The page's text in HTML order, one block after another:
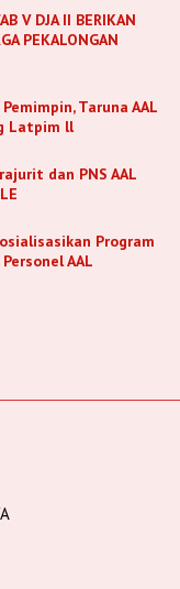
V DJA II BERIKAN
PEKALONGAN
Taruna AAL
Latpim ll
dan PNS AAL
Program
AAL